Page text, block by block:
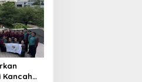
Kancah